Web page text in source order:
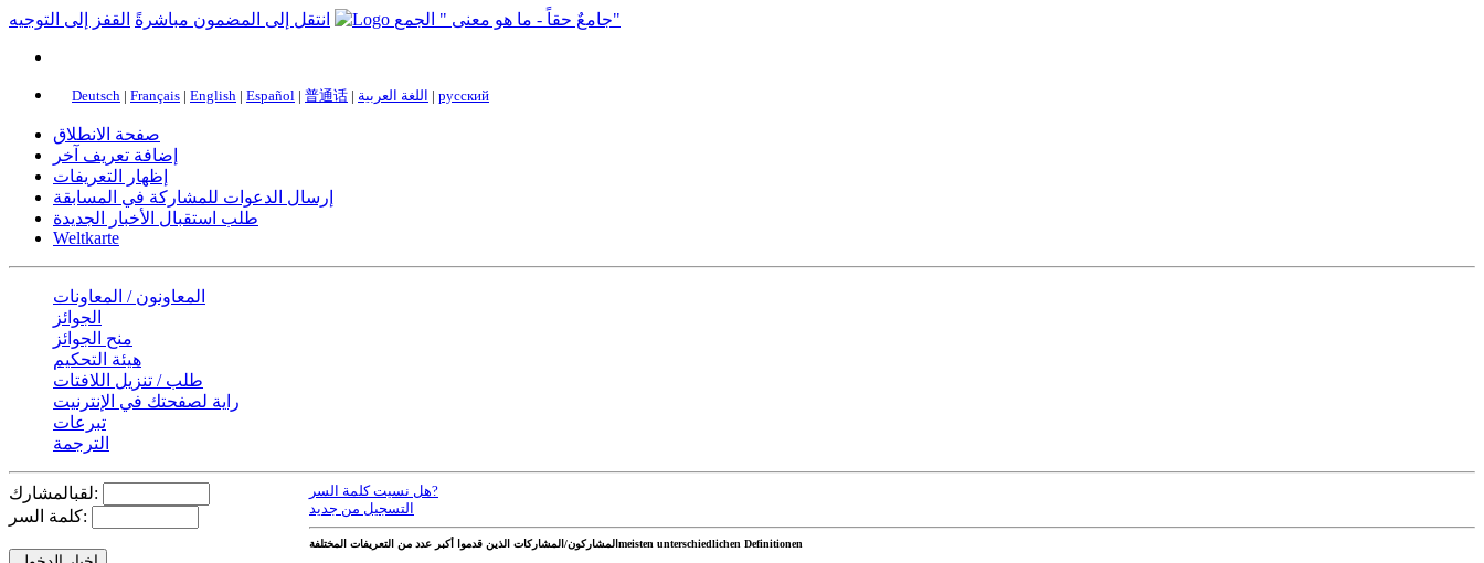
انتقل إلى المضمون مباشرةً القفز إلى التوجيه
Deutsch | Français | English | Español | 普通话 | اللغة العربية | русский
صفحة الانطلاق
إضافة تعريف آخر
إظهار التعريفات
إرسال الدعوات للمشاركة في المسابقة
طلب استقبال الأخبار الجديدة
Weltkarte
المعاونون / المعاونات
الجوائز
منح الجوائز
هيئة التحكيم
طلب / تنزيل اللافتات
راية لصفحتك في الإنترنيت
تبرعات
الترجمة
لقبالمشارك:
كلمة السر:
هل نسيت كلمة السر?
التسجيل من جديد
المشاركون/المشاركات الذين قدموا أكبر عدد من التعريفات المختلفةmeisten unterschiedlichen Definitionen